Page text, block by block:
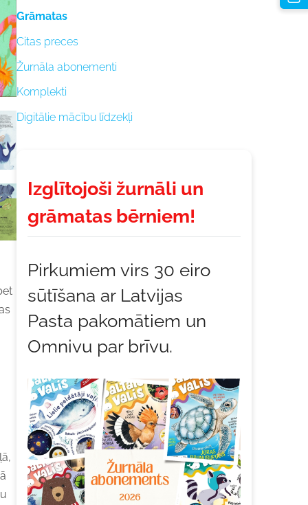
Grāmatas
Citas preces
Žurnāla abonementi
Komplekti
Digitālie mācību līdzekļi
Izglītojoši žurnāli un
grāmatas bērniem!
Pirkumiem virs 30 eiro
sūtīšana ar Latvijas
Pasta pakomātiem un
Omnivu par brīvu.